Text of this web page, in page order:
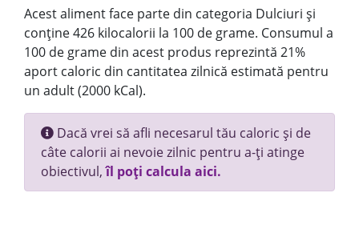
Acest aliment face parte din categoria Dulciuri și
conține 426 kilocalorii la 100 de grame. Consumul a
100 de grame din acest produs reprezintă 21%
aport caloric din cantitatea zilnică estimată pentru
un adult (2000 kCal).
Dacă vrei să afli necesarul tău caloric și de
câte calorii ai nevoie zilnic pentru a-ți atinge
obiectivul,îl poți calcula aici.